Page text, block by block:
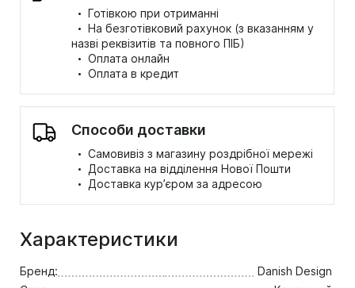
· Готівкою при отриманні
· На безготівковий рахунок (з вказанням у
назві реквізитів та повного ПІБ)
· Оплата онлайн
· Оплата в кредит
Способи доставки
· Самовивіз з магазину роздрібної мережі
· Доставка на відділення Нової Пошти
· Доставка кур’єром за адресою
Характеристики
Бренд:
Danish Design